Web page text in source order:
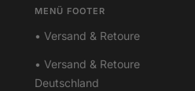
MENÜ FOOTER
• Versand & Retoure
• Versand & Retoure
Deutschland